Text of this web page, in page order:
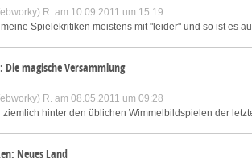
R. am 10.09.2011 um 15:19
Spielekritiken meistens mit "leider" und so ist es
magische Versammlung
R. am 08.05.2011 um 09:28
ziemlich hinter den üblichen Wimmelbildspielen der
Neues Land